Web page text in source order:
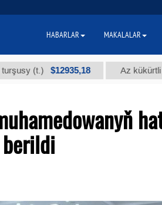
(t.) $12935,18 Az kükürtli ýakyş
HABARLAR MAKALALAR